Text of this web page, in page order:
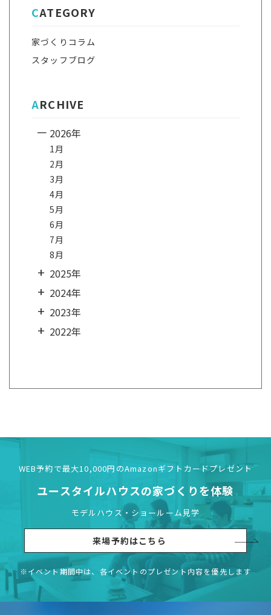
CATEGORY
家づくりコラム
スタッフブログ
ARCHIVE
2026年
1月
2月
3月
4月
5月
6月
7月
8月
2025年
2024年
2023年
2022年
WEB予約で最大10,000円のAmazonギフトカードプレゼント
ユースタイルハウスの家づくりを体験
モデルハウス・ショールーム見学
来場予約はこちら
※イベント期間中は、各イベントのプレゼント内容を優先します